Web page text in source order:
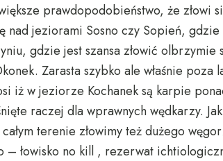
prawdopodobieństwo, że złowi
nad jeziorami Sosno czy Sopień,
gdzie jest szansa złowić olbrzymie
Zarasta szybko ale właśnie poza
iż w jeziorze Kochanek są karpie
raczej dla wprawnych wędkarzy.
terenie złowimy też dużego
– łowisko no kill , rezerwat